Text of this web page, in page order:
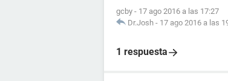
gcby - 17 ago 2016 a las 17:27
Dr.Josh - 17 ago 2016 a las
1 respuesta